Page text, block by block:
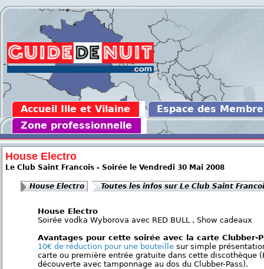
Accueil Ille et Vilaine
Espace des Membre
Zone professionnelle
House Electro
Le Club Saint Francois - Soirée le Vendredi 30 Mai 2008
House Electro Toutes les infos sur Le Club Saint
House Electro
Soirée vodka Wyborova avec RED BULL , Show cadeaux
Avantages pour cette soirée avec la carte Clubber-
10€ de réduction pour une bouteille sur simple
carte ou première entrée gratuite dans cette discothèque
découverte avec tamponnage au dos du Clubber-Pass).